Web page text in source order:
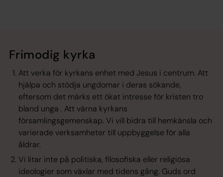
Frimodig kyrka
Att verka för kyrkans enhet med Jesus i centrum. Att
hjälpa och stödja ungdomar i deras sökande,
eftersom det märks ett ökat intresse för kristen tro
bland unga . Att värna kyrkans
församlingsgemenskap. Vi vill bidra till hemkänsla och
varierade verksamheter till uppbyggelse för alla
åldrar.
Vi litar inte på politiska, filosofiska eller religiösa
ideologier som växlar med tidens gång. Guds ord